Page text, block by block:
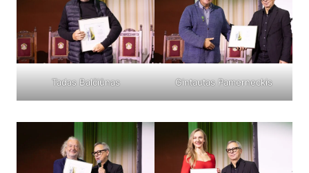
Tadas Balčiūnas Gintautas Pamerneckis